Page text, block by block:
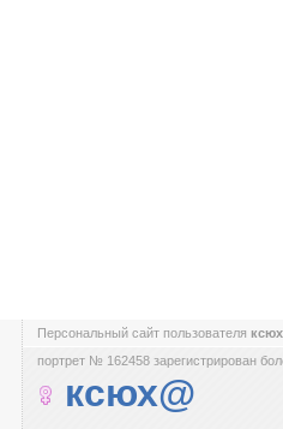
Персональный сайт пользователя
портрет № 162458 зарегистрирован
ксюх@